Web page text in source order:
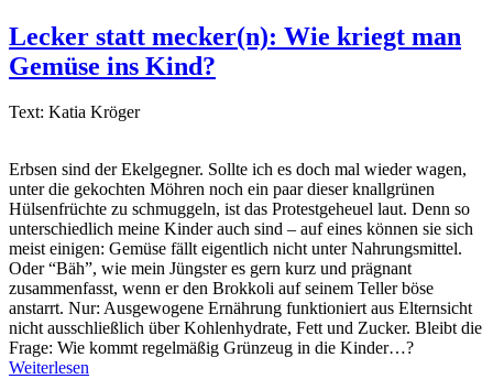
Lecker statt mecker(n): Wie kriegt man
Gemüse ins Kind?
Text: Katia Kröger
Erbsen sind der Ekelgegner. Sollte ich es doch mal wieder wagen,
unter die gekochten Möhren noch ein paar dieser knallgrünen
Hülsenfrüchte zu schmuggeln, ist das Protestgeheuel laut. Denn so
unterschiedlich meine Kinder auch sind – auf eines können sie sich
meist einigen: Gemüse fällt eigentlich nicht unter Nahrungsmittel.
Oder “Bäh”, wie mein Jüngster es gern kurz und prägnant
zusammenfasst, wenn er den Brokkoli auf seinem Teller böse
anstarrt. Nur: Ausgewogene Ernährung funktioniert aus Elternsicht
nicht ausschließlich über Kohlenhydrate, Fett und Zucker. Bleibt die
Frage: Wie kommt regelmäßig Grünzeug in die Kinder…?
Weiterlesen